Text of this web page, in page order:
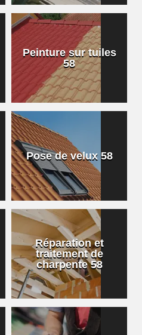
Peinture sur tuiles
58
Pose de velux 58
Réparation et
traitement de
charpente 58